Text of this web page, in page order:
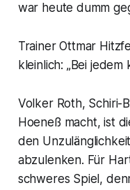
war heute dumm
Trainer Ottmar
kleinlich: „Bei
Volker Roth, Schiri-
Hoeneß macht, ist
den
abzulenken. Für
schweres Spiel,